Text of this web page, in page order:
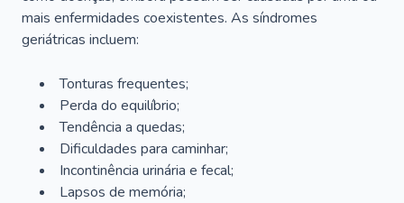
mais enfermidades coexistentes. As síndromes
geriátricas incluem:
Tonturas frequentes;
Perda do equilíbrio;
Tendência a quedas;
Dificuldades para caminhar;
Incontinência urinária e fecal;
Lapsos de memória;